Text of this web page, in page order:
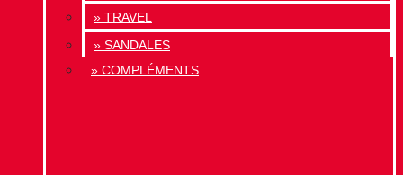
» TRAVEL
» SANDALES
» COMPLÉMENTS